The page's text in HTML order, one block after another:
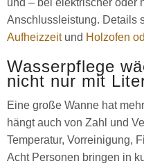
Anschlussleistung. Details
Aufheizzeitund Holzofen
Wasserpflege
nicht nur mit
Eine große Wanne hat
hängt auch von Zahl und
Temperatur, Vorreinigung,
Acht Personen bringen in